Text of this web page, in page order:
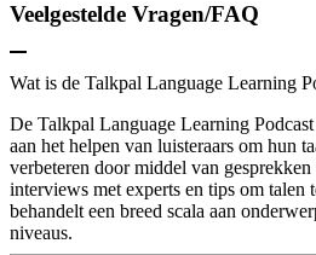
Veelgestelde Vragen/FAQ
Wat is de Talkpal Language Learning
De Talkpal Language Learning
aan het helpen van luisteraars om hun
verbeteren door middel van
interviews met experts en tips om talen
behandelt een breed scala aan
niveaus.